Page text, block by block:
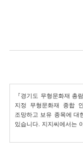
『경기도 무형문화재 총
지정 무형문화재 종합
조망하고 보유 종목에 대
있습니다. 지지씨에서는